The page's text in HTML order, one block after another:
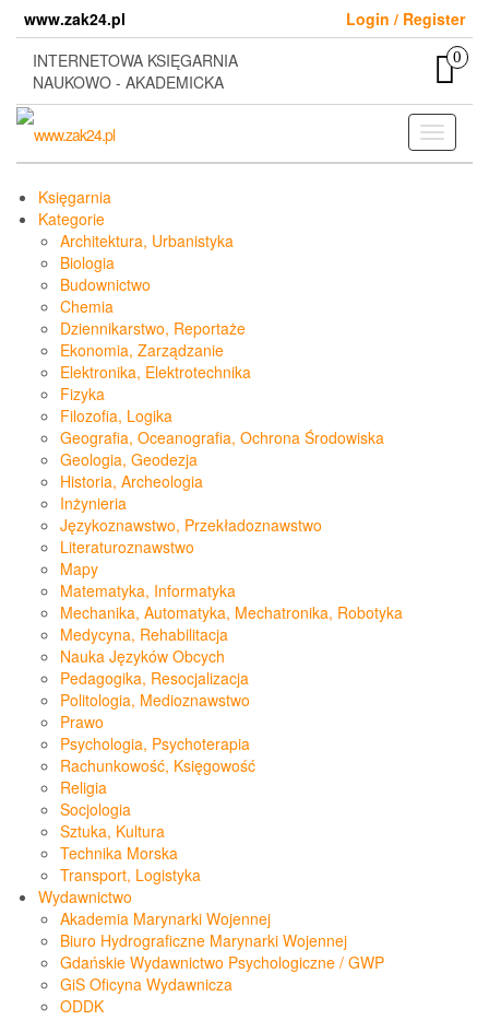
content
www.zak24.pl
Login / Register
INTERNETOWA KSIĘGARNIA
NAUKOWO - AKADEMICKA
0
Toggle
Księgarnia
Kategorie
Architektura, Urbanistyka
Biologia
Budownictwo
Chemia
Dziennikarstwo, Reportaże
Ekonomia, Zarządzanie
Elektronika, Elektrotechnika
Fizyka
Filozofia, Logika
Geografia, Oceanografia, Ochrona Środowiska
Geologia, Geodezja
Historia, Archeologia
Inżynieria
Językoznawstwo, Przekładoznawstwo
Literaturoznawstwo
Mapy
Matematyka, Informatyka
Mechanika, Automatyka, Mechatronika, Robotyka
Medycyna, Rehabilitacja
Nauka Języków Obcych
Pedagogika, Resocjalizacja
Politologia, Medioznawstwo
Prawo
Psychologia, Psychoterapia
Rachunkowość, Księgowość
Religia
Socjologia
Sztuka, Kultura
Technika Morska
Transport, Logistyka
Wydawnictwo
Akademia Marynarki Wojennej
Biuro Hydrograficzne Marynarki Wojennej
Gdańskie Wydawnictwo Psychologiczne / GWP
GiS Oficyna Wydawnicza
ODDK